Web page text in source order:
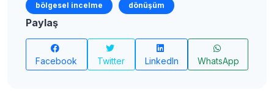
bölgesel incelme dönüşüm
Paylaş
Facebook Twitter LinkedIn WhatsApp